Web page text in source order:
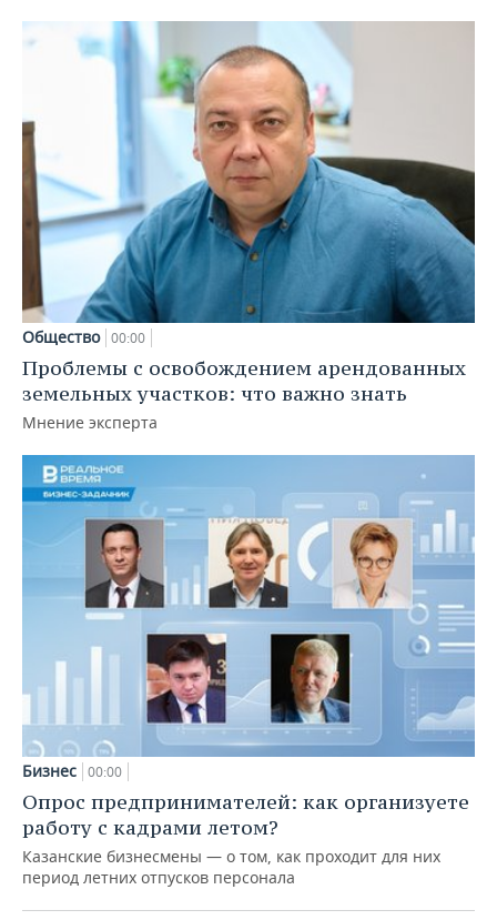
Общество 00:00
Проблемы с освобождением арендованных
земельных участков: что важно знать
Мнение эксперта
Бизнес 00:00
Опрос предпринимателей: как организуете
работу с кадрами летом?
Казанские бизнесмены — о том, как проходит для них
период летних отпусков персонала